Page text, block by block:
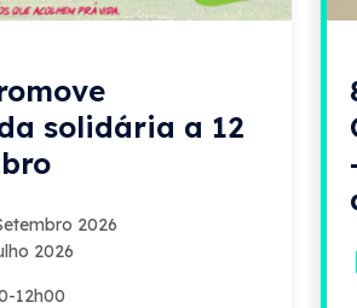
solidária a 12
2026
2026
-12h00